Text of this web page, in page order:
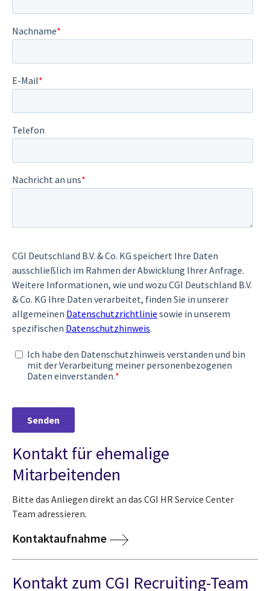
Kontakt für ehemalige
Mitarbeitenden
Bitte das Anliegen direkt an das CGI HR Service Center
Team adressieren.
Kontaktaufnahme
Kontakt zum CGI Recruiting-Team